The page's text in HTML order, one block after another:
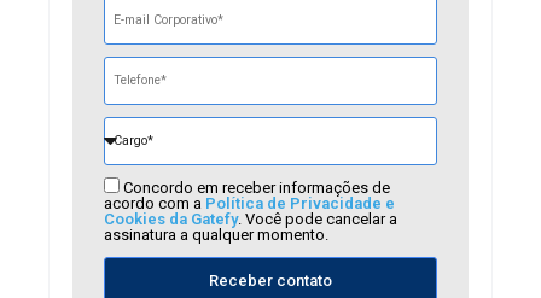
Concordo em receber informações de
acordo com a Política de Privacidade e
Cookies da Gatefy. Você pode cancelar a
assinatura a qualquer momento.
Receber contato